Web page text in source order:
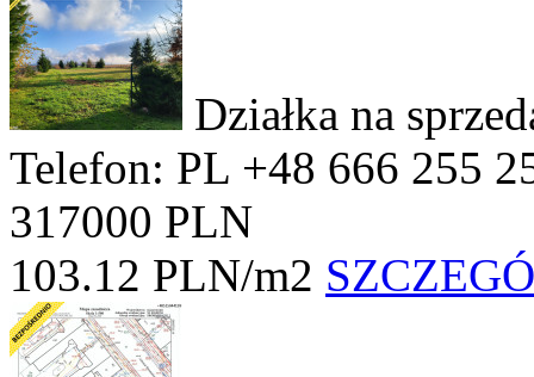
Działka na
Telefon: PL +48 666 255
317000 PLN
103.12 PLN/m2